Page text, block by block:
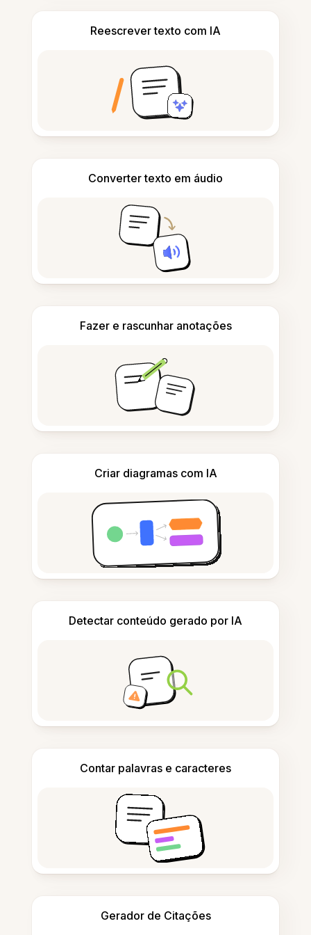
Reescrever texto com IA
Converter texto em áudio
Fazer e rascunhar anotações
Criar diagramas com IA
Detectar conteúdo gerado por IA
Contar palavras e caracteres
Gerador de Citações